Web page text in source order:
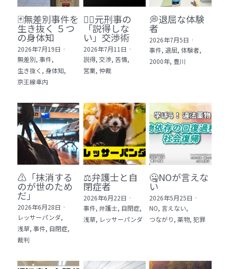
2 発達障害・精神疾患・ケア 29冊
3 身体知・非言語・情動 13冊
4 創作・芸術・神秘 30冊
5 教育・マネジメント・学修 20冊
6 セールス・マーケティング・ビジネスモデ
ル 21冊
7 ライフスタイル・防災・科学技術 12冊
8 アジア・歴史・未来予測 11冊
🎬Dramas(おすすめの小説・漫画・ドラマ・
映画)
日本語
日本語
🃏無差別事件を
生き抜く ５つ
の身体知
2026年7月19日 ·
無差別, 事件,
生き抜く, 身体知,
京王線車内
🙅‍♂️元刑事の
「説得しな
い」交渉術
2026年7月11日 ·
説得, 交渉, 苦情,
営業, 仲裁
💭退屈な体験
者
2026年7月5日 ·
事件, 退屈, 体験者,
2000年, 豊川
⚠️「抹消する
のが世のため
だ」​
2026年6月28日 ·
レッサーパンダ,
浅草, 事件, 自閉症,
裁判
⚖️弁護士と自
閉症者
2026年6月22日 ·
事件, 弁護士, 自閉症,
浅草, レッサーパンダ
🤐NOが言えな
い
2026年5月25日 ·
NO, 言えない,
つながり, 薬物, 犯罪